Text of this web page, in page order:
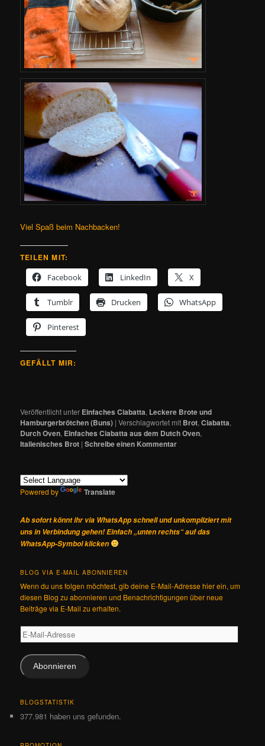
Viel Spaß beim Nachbacken!
TEILEN MIT:
Facebook
LinkedIn X
Tumblr Drucken WhatsApp
Pinterest
GEFÄLLT MIR:
Veröffentlicht unter Einfaches Ciabatta, Leckere Brote und
Hamburgerbrötchen (Buns) |Verschlagwortet mit Brot,Ciabatta,
Durch Oven, EInfaches Ciabatta aus dem Dutch Oven,
Italienisches Brot |Schreibe einen Kommentar
Powered by Translate
Ab sofort könnt ihr via WhatsApp schnell und unkompliziert mit
uns in Verbindung gehen! Einfach „unten rechts“ auf das
WhatsApp-Symbol klicken
BLOG VIA E-MAIL ABONNIEREN
Wenn du uns folgen möchtest, gib deine E-Mail-Adresse hier ein, um
diesen Blog zu abonnieren und Benachrichtigungen über neue
Beiträge via E-Mail zu erhalten.
E-
Mail-
Adresse
Abonnieren
BLOGSTATISTIK
377.981 haben uns gefunden.